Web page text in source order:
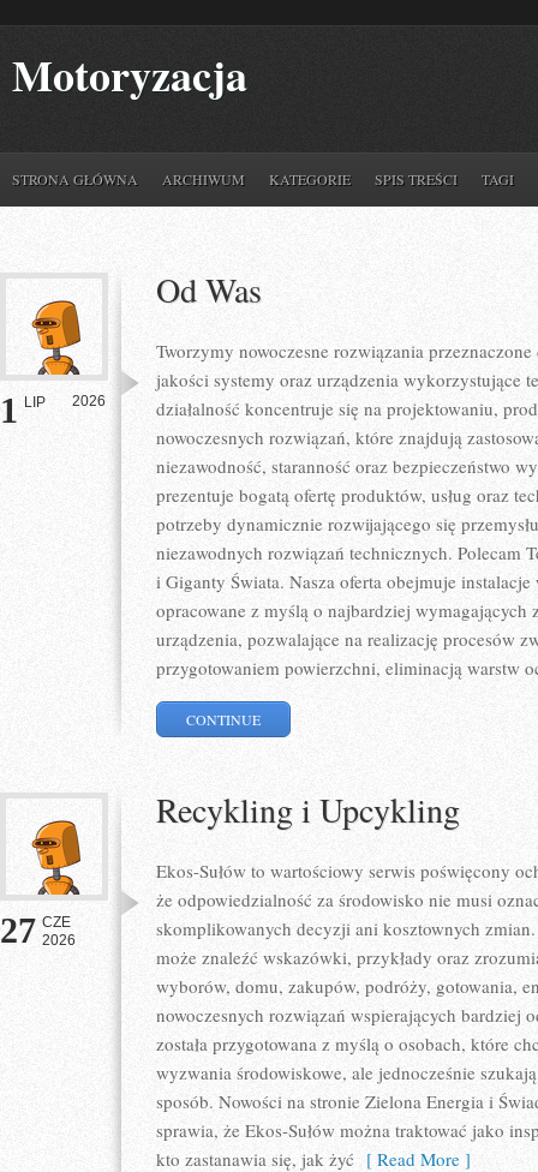
Motoryzacja
STRONA GŁÓWNA ARCHIWUM KATEGORIE SPIS TREŚCI TAGI
1 LIP 2026
Od Was
Tworzymy nowoczesne rozwiązania
jakości systemy oraz urządzenia wykorzystujące
działalność koncentruje się na projektowaniu,
nowoczesnych rozwiązań, które znajdują
niezawodność, staranność oraz bezpieczeństwo
prezentuje bogatą ofertę produktów, usług oraz
potrzeby dynamicznie rozwijającego się
niezawodnych rozwiązań technicznych. Polecam
i Giganty Świata. Nasza oferta obejmuje
opracowane z myślą o najbardziej wymagających
urządzenia, pozwalające na realizację procesów
przygotowaniem powierzchni, eliminacją warstw
CONTINUE
27 CZE
2026
Recykling i Upcykling
Ekos-Sułów to wartościowy serwis poświęcony
że odpowiedzialność za środowisko nie musi
skomplikowanych decyzji ani kosztownych
może znaleźć wskazówki, przykłady oraz
wyborów, domu, zakupów, podróży, gotowania,
nowoczesnych rozwiązań wspierających bardziej
została przygotowana z myślą o osobach, które
wyzwania środowiskowe, ale jednocześnie
sposób. Nowości na stronie Zielona Energia i
sprawia, że Ekos-Sułów można traktować jako
kto zastanawia się, jak żyć [ Read More ]